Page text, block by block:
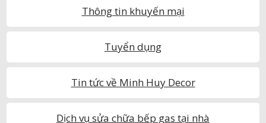
Thông tin khuyến mại
Tuyển dụng
Tin tức về Minh Huy Decor
Dịch vụ sửa chữa bếp gas tại nhà